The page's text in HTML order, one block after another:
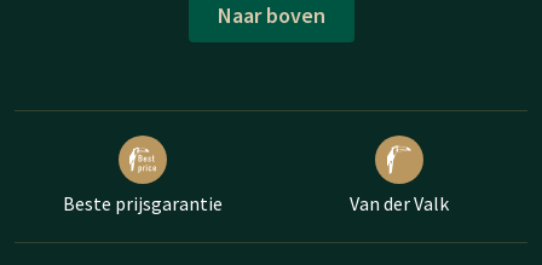
Naar boven
Beste prijsgarantie Van der Valk